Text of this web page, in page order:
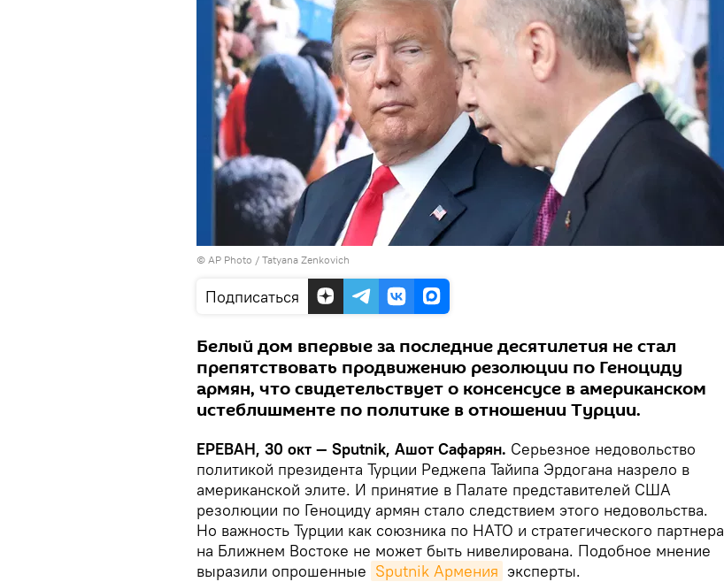
© AP Photo / Tatyana Zenkovich
Подписаться
Белый дом впервые за последние десятилетия не стал
препятствовать продвижению резолюции по Геноциду
армян, что свидетельствует о консенсусе в американском
истеблишменте по политике в отношении Турции.
ЕРЕВАН, 30 окт — Sputnik, Ашот Сафарян. Серьезное недовольство
политикой президента Турции Реджепа Тайипа Эрдогана назрело в
американской элите. И принятие в Палате представителей США
резолюции по Геноциду армян стало следствием этого недовольства.
Но важность Турции как союзника по НАТО и стратегического партнера
на Ближнем Востоке не может быть нивелирована. Подобное мнение
выразили опрошенные Sputnik Армения эксперты.